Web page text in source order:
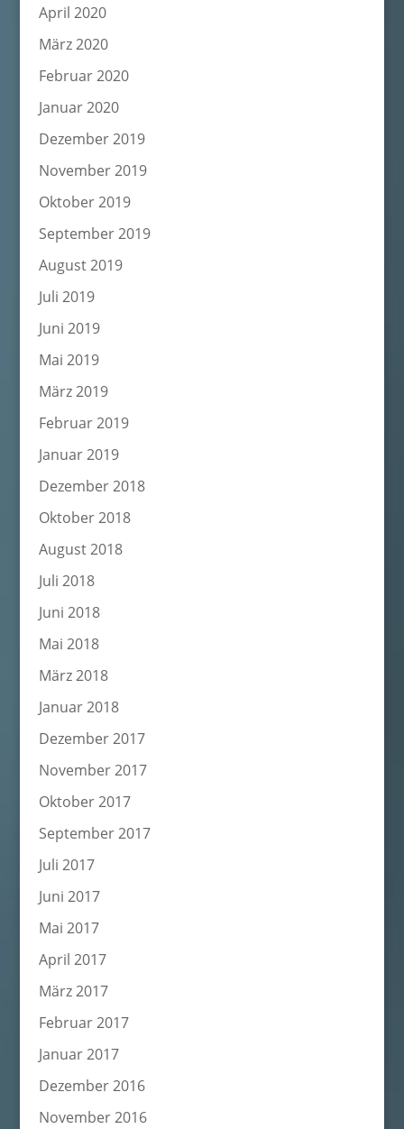
April 2020
März 2020
Februar 2020
Januar 2020
Dezember 2019
November 2019
Oktober 2019
September 2019
August 2019
Juli 2019
Juni 2019
Mai 2019
März 2019
Februar 2019
Januar 2019
Dezember 2018
Oktober 2018
August 2018
Juli 2018
Juni 2018
Mai 2018
März 2018
Januar 2018
Dezember 2017
November 2017
Oktober 2017
September 2017
Juli 2017
Juni 2017
Mai 2017
April 2017
März 2017
Februar 2017
Januar 2017
Dezember 2016
November 2016